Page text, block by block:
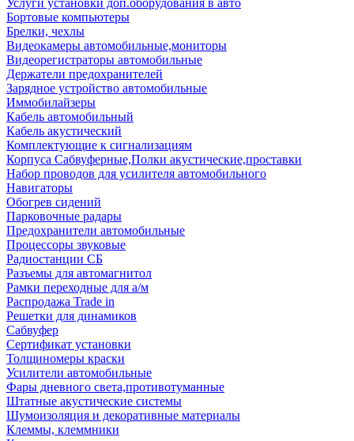
Услуги установки доп.оборудования в авто
Бортовые компьютеры
Брелки, чехлы
Видеокамеры автомобильные,мониторы
Видеорегистраторы автомобильные
Держатели предохранителей
Зарядное устройство автомобильные
Иммобилайзеры
Кабель автомобильный
Кабель акустический
Комплектующие к сигнализациям
Корпуса Сабвуферные,Полки акустические,проставки
Набор проводов для усилителя автомобильного
Навигаторы
Обогрев сидений
Парковочные радары
Предохранители автомобильные
Процессоры звуковые
Радиостанции СБ
Разъемы для автомагнитол
Рамки переходные для а/м
Распродажа Trade in
Решетки для динамиков
Сабвуфер
Сертификат установки
Толщиномеры краски
Усилители автомобильные
Фары дневного света,противотуманные
Штатные акустические системы
Шумоизоляция и декоративные материалы
Клеммы, клеммники